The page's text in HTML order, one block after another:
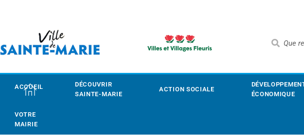
ACCUEIL
DÉCOUVRIR
SAINTE-MARIE
ACTION SOCIALE
ÉCONOMIQUE
VOTRE
MAIRIE